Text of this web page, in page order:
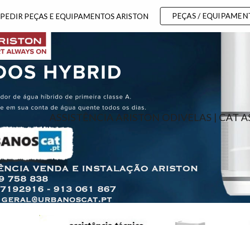
Skip to main content Skip to
PEDIR PEÇAS E EQUIPAMENTOS ARISTON PEÇAS /
ASSISTÊNCIA ARISTON ODIVELAS | CAT